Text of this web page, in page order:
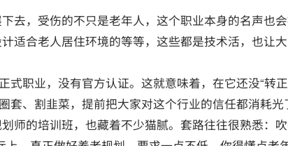
去，受伤的不只是老年人，这个职业本身的名声也
适合老人居住环境的等等，这些都是技术活，也让
式职业，没有官方认证。这就意味着，在它还没“转
套、割韭菜，提前把大家对这个行业的信任都消耗光
师的培训班，也藏着不少猫腻。套路往往很熟悉：